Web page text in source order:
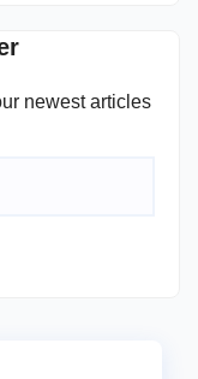
newest articles